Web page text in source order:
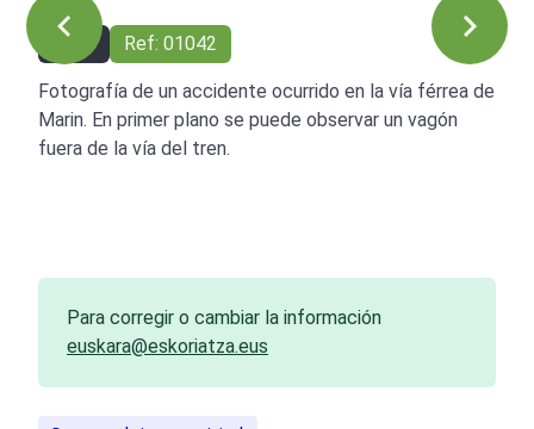
1958 Ref: 01042
Fotografía de un accidente ocurrido en la vía férrea de
Marin. En primer plano se puede observar un vagón
fuera de la vía del tren.
Para corregir o cambiar la información
euskara@eskoriatza.eus